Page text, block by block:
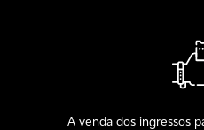
A venda dos ingressos